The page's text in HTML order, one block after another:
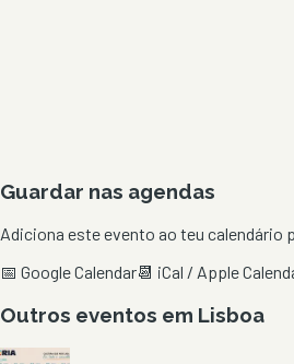
Guardar nas agendas
Adiciona este evento ao teu calendário
📅 Google Calendar📆 iCal / Apple
Outros eventos em Lisboa